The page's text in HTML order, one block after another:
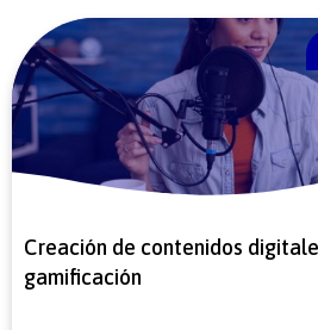
Creación de contenidos
gamificación